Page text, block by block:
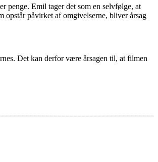
penge. Emil tager det som en selvfølge, at
opstår påvirket af omgivelserne, bliver årsag
Det kan derfor være årsagen til, at filmen